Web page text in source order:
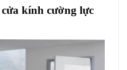
kính cường lực